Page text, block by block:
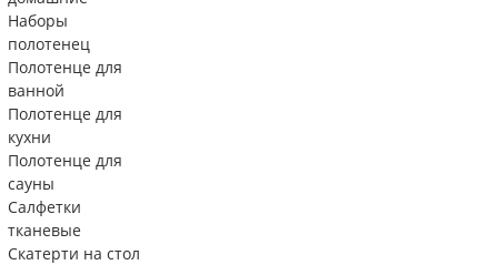
Наборы
полотенец
Полотенце для
ванной
Полотенце для
кухни
Полотенце для
сауны
Салфетки
тканевые
Скатерти на стол